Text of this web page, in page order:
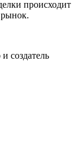
происходит
создатель